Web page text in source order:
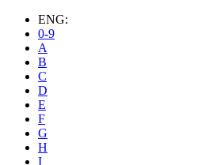
ENG:
0-9
A
B
C
D
E
F
G
H
I